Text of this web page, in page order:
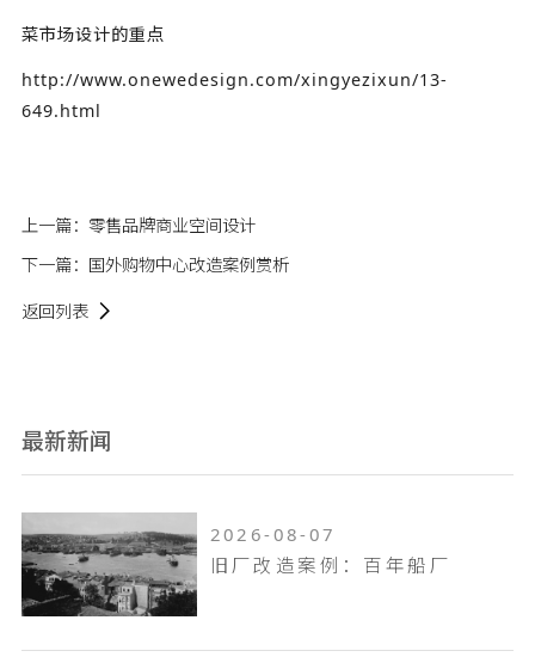
菜市场设计的重点
http://www.onewedesign.com/xingyezixun/13-
649.html
上一篇： 零售品牌商业空间设计
下一篇： 国外购物中心改造案例赏析
返回列表
最新新闻
2026-08-07
旧厂改造案例：百年船厂